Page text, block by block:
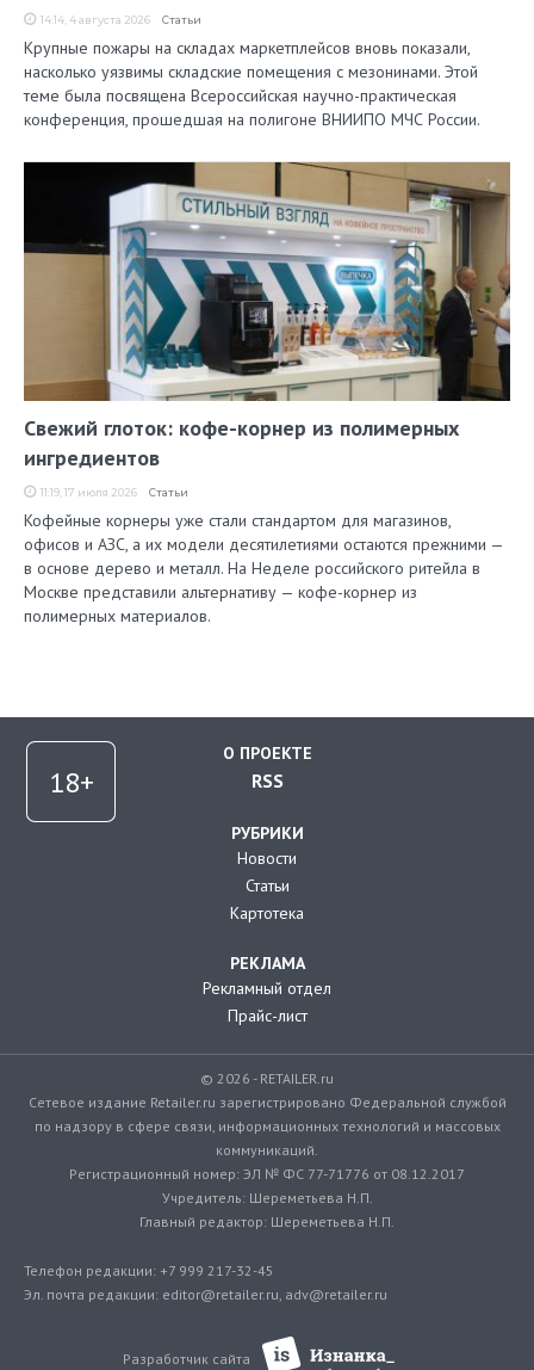
14:14, 4 августа 2026 Статьи
Крупные пожары на складах маркетплейсов вновь показали,
насколько уязвимы складские помещения с мезонинами. Этой
теме была посвящена Всероссийская научно-практическая
конференция, прошедшая на полигоне ВНИИПО МЧС России.
Свежий глоток: кофе-корнер из полимерных
ингредиентов
11:19, 17 июля 2026 Статьи
Кофейные корнеры уже стали стандартом для магазинов,
офисов и АЗС, а их модели десятилетиями остаются прежними —
в основе дерево и металл. На Неделе российского ритейла в
Москве представили альтернативу — кофе-корнер из
полимерных материалов.
О ПРОЕКТЕ
RSS
РУБРИКИ
Новости
Статьи
Картотека
РЕКЛАМА
Рекламный отдел
Прайс-лист
© 2026 - RETAILER.ru
Сетевое издание Retailer.ru зарегистрировано Федеральной службой
по надзору в сфере связи, информационных технологий и массовых
коммуникаций.
Регистрационный номер: ЭЛ № ФС 77-71776 от 08.12.2017
Учредитель: Шереметьева Н.П.
Главный редактор: Шереметьева Н.П.
Телефон редакции: +7 999 217-32-45
Эл. почта редакции: editor@retailer.ru, adv@retailer.ru
Разработчик сайта